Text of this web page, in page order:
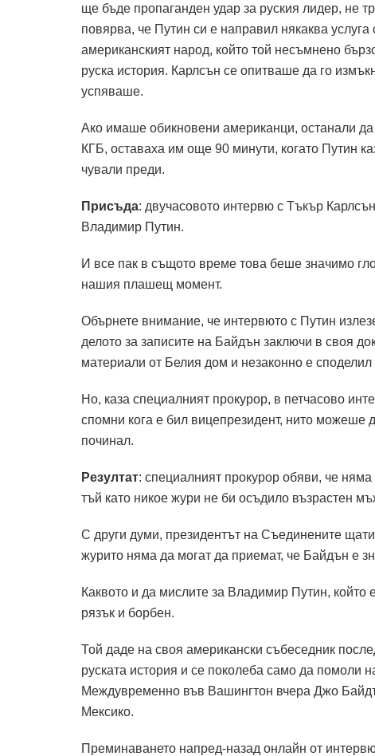
ще бъде пропаганден удар за руския лидер, не
повярва, че Путин си е направил някаква
американският народ, който той несъмнено
руска история. Карлсън се опитваше да го
успяваше.
Ако имаше обикновени американци, останали да
КГБ, оставаха им още 90 минути, когато Путин
чували преди.
Присъда: двучасовото интервю с Тъкър
Владимир Путин.
И все пак в същото време това беше значимо
нашия плашещ момент.
Обърнете внимание, че интервюто с Путин
делото за записите на Байдън заключи в своя
материали от Белия дом и незаконно е
Но, каза специалният прокурор, в петчасово
спомни кога е бил вицепрезидент, нито можеше
починал.
Резултат: специалният прокурор обяви, че
тъй като никое жури не би осъдило възрастен
С други думи, президентът на Съединените
журито няма да могат да приемат, че Байдън е
Каквото и да мислите за Владимир Путин, който
рязък и борбен.
Той даде на своя американски събеседник
руската история и се поколеба само да помоли
Междувременно във Вашингтон вчера Джо
Мексико.
Преминаването напред-назад онлайн от